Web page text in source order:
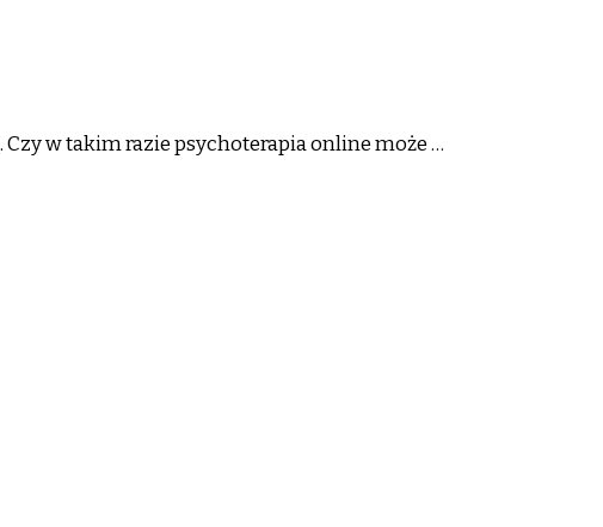
w takim razie psychoterapia online może …